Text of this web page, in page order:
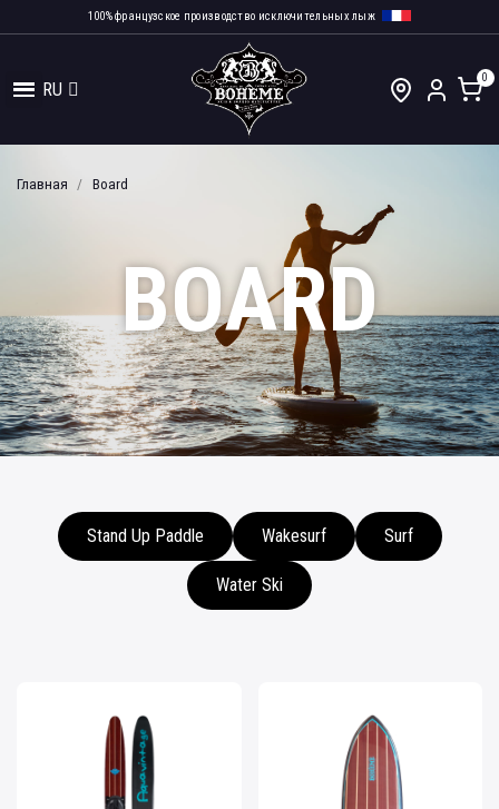
100% французское производство исключительных лыж
RU
Главная Board
BOARD
Stand Up Paddle Wakesurf Surf
Water Ski